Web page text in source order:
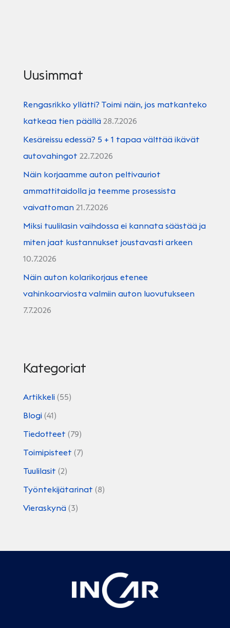
Uusimmat
Rengasrikko yllätti? Toimi näin, jos matkanteko
katkeaa tien päällä 28.7.2026
Kesäreissu edessä? 5 + 1 tapaa välttää ikävät
autovahingot 22.7.2026
Näin korjaamme auton peltivauriot
ammattitaidolla ja teemme prosessista
vaivattoman 21.7.2026
Miksi tuulilasin vaihdossa ei kannata säästää ja
miten jaat kustannukset joustavasti arkeen
10.7.2026
Näin auton kolarikorjaus etenee
vahinkoarviosta valmiin auton luovutukseen
7.7.2026
Kategoriat
Artikkeli (55)
Blogi (41)
Tiedotteet (79)
Toimipisteet (7)
Tuulilasit (2)
Työntekijätarinat (8)
Vieraskynä (3)